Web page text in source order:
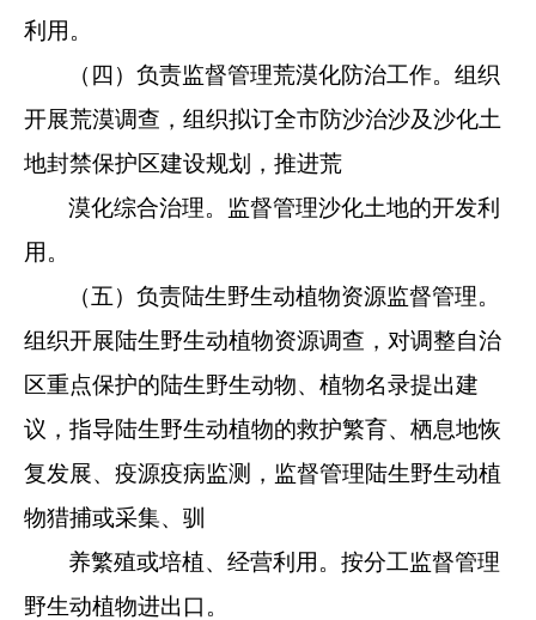
利用。
（四）负责监督管理荒漠化防治工作。组织
开展荒漠调查， 组织拟订全市防沙治沙及沙化土
地封禁保护区建设规划，推进荒
漠化综合治理。监督管理沙化土地的开发利
用。
（五）负责陆生野生动植物资源监督管理。
组织开展陆生野生动植物资源调查，对调整自治
区重点保护的陆生野生动物、植物名录提出建
议，指导陆生野生动植物的救护繁育、栖息地恢
复发展、疫源疫病监测，监督管理陆生野生动植
物猎捕或采集、驯
养繁殖或培植、经营利用。按分工监督管理
野生动植物进出口。